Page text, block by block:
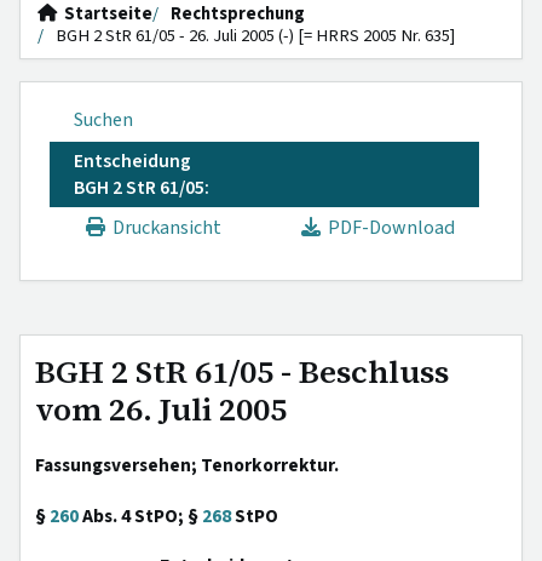
Startseite
Rechtsprechung
BGH 2 StR 61/05 - 26. Juli 2005 (-) [= HRRS 2005 Nr. 635]
Suchen
Entscheidung
BGH 2 StR 61/05:
Druckansicht
PDF-Download
BGH 2 StR 61/05 - Beschluss
vom 26. Juli 2005
Fassungsversehen; Tenorkorrektur.
§260Abs. 4 StPO; §268StPO